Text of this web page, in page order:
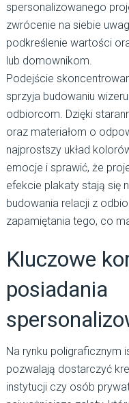
spersonalizowanego
zwrócenie na siebie
podkreślenie wartości
lub domownikom.
Podejście
sprzyja budowaniu
odbiorcom. Dzięki
oraz materiałom o
najprostszy układ
emocje i sprawić, że
efekcie plakaty stają się
budowania relacji z
zapamiętania tego, co
Kluczowe
posiadania
Na rynku poligraficznym
pozwalają dostarczyć
instytucji czy osób